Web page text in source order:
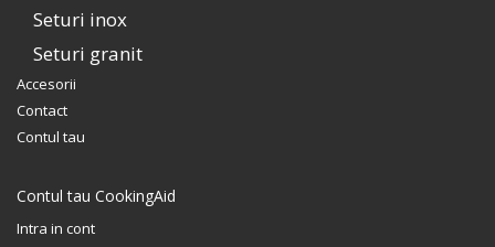
Seturi inox
Seturi granit
Accesorii
Contact
Contul tau
Contul tau CookingAid
Intra in cont